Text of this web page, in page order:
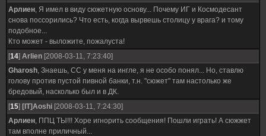
Арлиен, Я имел в виду сюжетную основу... Почему ИГ и Космодесант
снова поссорились? Что есть, когда вырвешь столицу у врага? и тому
подобное...
Кто может - выложите, пожалуста!
[14] Arlien [2008-03-11, 7:23:40]
Gharosh, Знаешь, СС у меня на ингле, я не особо понял... Но, ставлю
голову против пустой пивной банки, т.н. "сюжет" там настолько же
бредовый, насколько был и в ДК.
[15] [IT]Aoshi [2008-03-11, 7:24:30]
Арлиен, ППЦ ТЫ!!! Хоре игнорить сообщения! Пошли играть! А сюжжет
там вполне приличный...